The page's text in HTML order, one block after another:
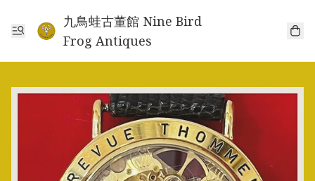
九鳥蛙古董館 Nine Bird
Frog Antiques